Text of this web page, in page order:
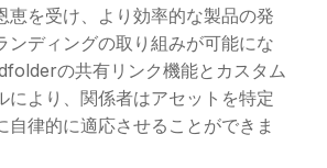
恵を受け、より効率的な製品の発
ンディングの取り組みが可能にな
の共有リンク機能とカスタム
により、関係者はアセットを特定
自律的に適応させることができま